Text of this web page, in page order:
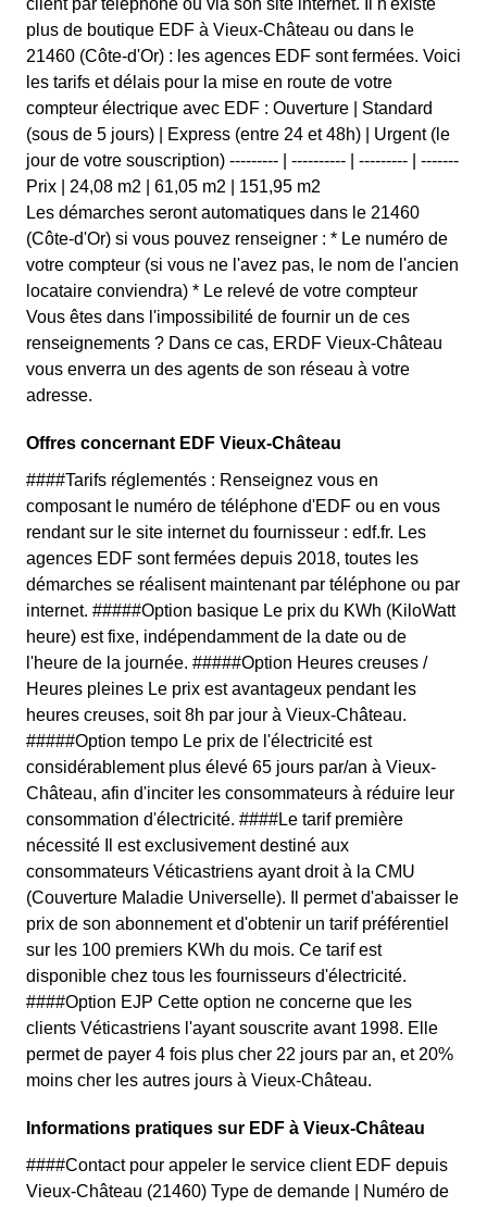
client par téléphone ou via son site internet. Il n'existe
plus de boutique EDF à Vieux-Château ou dans le
21460 (Côte-d'Or) : les agences EDF sont fermées. Voici
les tarifs et délais pour la mise en route de votre
compteur électrique avec EDF : Ouverture | Standard
(sous de 5 jours) | Express (entre 24 et 48h) | Urgent (le
jour de votre souscription) --------- | ---------- | --------- | -------
Prix | 24,08 m2 | 61,05 m2 | 151,95 m2
Les démarches seront automatiques dans le 21460
(Côte-d'Or) si vous pouvez renseigner : * Le numéro de
votre compteur (si vous ne l'avez pas, le nom de l'ancien
locataire conviendra) * Le relevé de votre compteur
Vous êtes dans l'impossibilité de fournir un de ces
renseignements ? Dans ce cas, ERDF Vieux-Château
vous enverra un des agents de son réseau à votre
adresse.
Offres concernant EDF Vieux-Château
####Tarifs réglementés : Renseignez vous en
composant le numéro de téléphone d'EDF ou en vous
rendant sur le site internet du fournisseur : edf.fr. Les
agences EDF sont fermées depuis 2018, toutes les
démarches se réalisent maintenant par téléphone ou par
internet. #####Option basique Le prix du KWh (KiloWatt
heure) est fixe, indépendamment de la date ou de
l'heure de la journée. #####Option Heures creuses /
Heures pleines Le prix est avantageux pendant les
heures creuses, soit 8h par jour à Vieux-Château.
#####Option tempo Le prix de l'électricité est
considérablement plus élevé 65 jours par/an à Vieux-
Château, afin d'inciter les consommateurs à réduire leur
consommation d'électricité. ####Le tarif première
nécessité Il est exclusivement destiné aux
consommateurs Véticastriens ayant droit à la CMU
(Couverture Maladie Universelle). Il permet d'abaisser le
prix de son abonnement et d'obtenir un tarif préférentiel
sur les 100 premiers KWh du mois. Ce tarif est
disponible chez tous les fournisseurs d'électricité.
####Option EJP Cette option ne concerne que les
clients Véticastriens l'ayant souscrite avant 1998. Elle
permet de payer 4 fois plus cher 22 jours par an, et 20%
moins cher les autres jours à Vieux-Château.
Informations pratiques sur EDF à Vieux-Château
####Contact pour appeler le service client EDF depuis
Vieux-Château (21460) Type de demande | Numéro de